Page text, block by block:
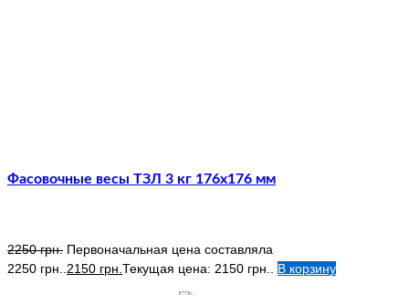
Фасовочные весы ТЗЛ 3 кг 176х176 мм
2250грн. Первоначальная цена составляла
2250 грн.. 2150 грн. Текущая цена: 2150 грн.. В корзину